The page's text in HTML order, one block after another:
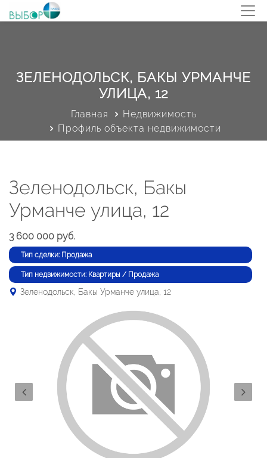
ЗЕЛЕНОДОЛЬСК, БАКЫ УРМАНЧЕ
УЛИЦА, 12
Главная
Недвижимость
Профиль объекта недвижимости
Зеленодольск, Бакы
Урманче улица, 12
3 600 000 руб.
Тип сделки: Продажа
Тип недвижимости: Квартиры / Продажа
Зеленодольск, Бакы Урманче улица, 12